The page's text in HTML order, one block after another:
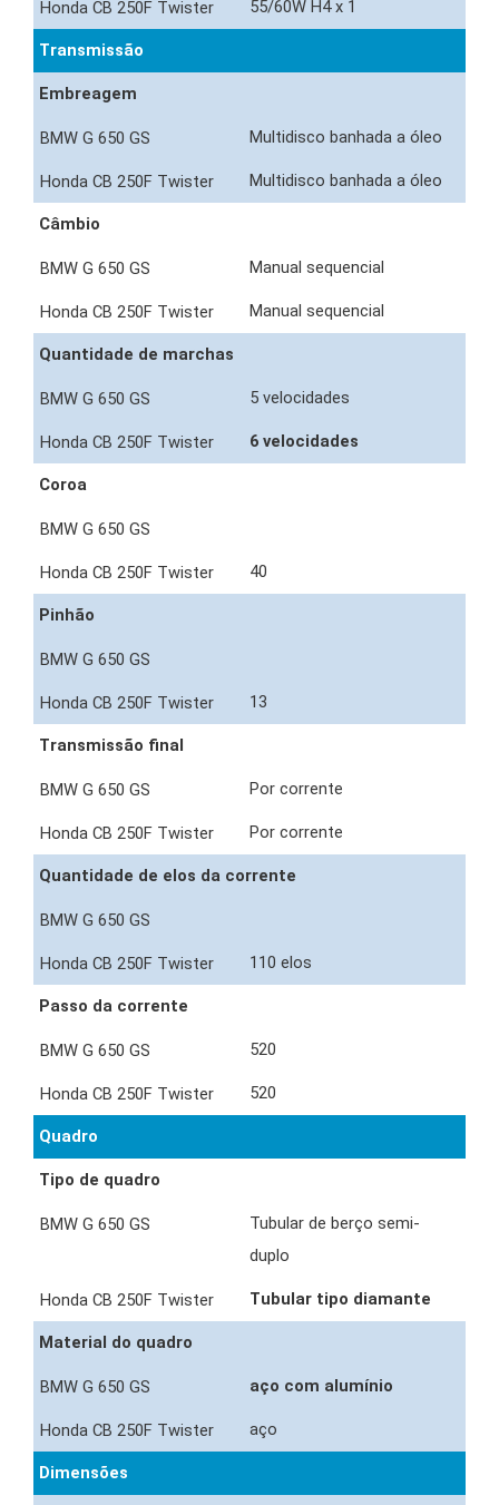
55/60W H4 x 1
Transmissão
Embreagem
Multidisco banhada a óleo
Multidisco banhada a óleo
Câmbio
Manual sequencial
Manual sequencial
Quantidade de marchas
5 velocidades
6 velocidades
Coroa
40
Pinhão
13
Transmissão final
Por corrente
Por corrente
Quantidade de elos da corrente
110 elos
Passo da corrente
520
520
Quadro
Tipo de quadro
Tubular de berço semi-
duplo
Tubular tipo diamante
Material do quadro
aço com alumínio
aço
Dimensões